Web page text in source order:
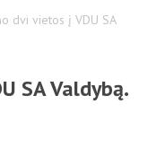
dvi vietos į VDU SA
SA Valdybą.